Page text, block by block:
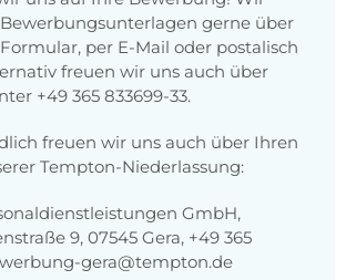
gerne über
per E-Mail oder postalisch
freuen wir uns auch über
+49 365 833699-33.
freuen wir uns auch über Ihren
Tempton-Niederlassung:
GmbH,
9, 07545 Gera, +49 365
gera@tempton.de